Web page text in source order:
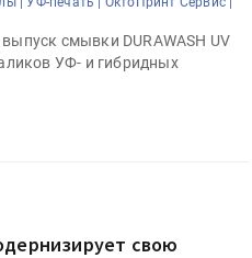
смывки DURAWASH UV
УФ- и гибридных
свою